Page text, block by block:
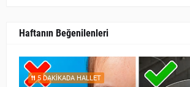
Haftanın Beğenilenleri
5 DAKİKADA HALLET